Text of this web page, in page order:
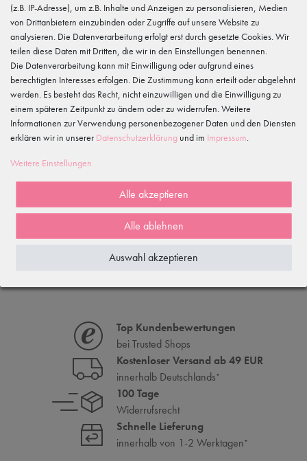
5
4
3
2
1
Rezensionen werden geladen...
WIRD OFT GEKAUFT MIT...
ZULETZT ANGESEHEN
Top Kundenbewertungen
bei Trusted Shops
Kostenloser Versand ab 49 EUR
innerhalb Deutschlands*
100 Tage
Widerrufsrecht
Schnelle Lieferung
innerhalb von 1-2 Werktagen*
(z.B. IP-Adresse), um z.B. Inhalte und Anzeigen zu personalisieren, Medien
von Drittanbietern einzubinden oder Zugriffe auf unsere Website zu
analysieren. Die Datenverarbeitung erfolgt erst durch gesetzte Cookies. Wir
teilen diese Daten mit Dritten, die wir in den Einstellungen benennen.
Die Datenverarbeitung kann mit Einwilligung oder aufgrund eines
berechtigten Interesses erfolgen. Die Zustimmung kann erteilt oder abgelehnt
werden. Es besteht das Recht, nicht einzuwilligen und die Einwilligung zu
einem späteren Zeitpunkt zu ändern oder zu widerrufen. Weitere
Informationen zur Verwendung personenbezogener Daten und den Diensten
erklären wir in unserer Daten­schutz­erklärung und im Impressum
Weitere Einstellungen
Alle akzeptieren
Alle ablehnen
Auswahl akzeptieren